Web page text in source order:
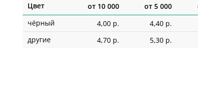
Цвет от 10 000 от 5 000
чёрный
4,00 р. 4,40 р.
другие
4,70 р. 5,30 р.